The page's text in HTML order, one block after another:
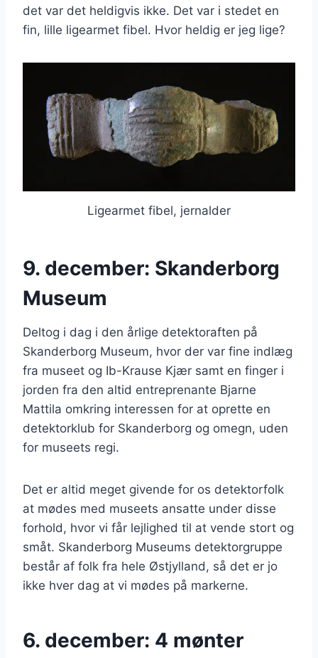
det var det heldigvis ikke. Det var i stedet en
fin, lille ligearmet fibel. Hvor heldig er jeg lige?
Ligearmet fibel, jernalder
9. december: Skanderborg
Museum
Deltog i dag i den årlige detektoraften på
Skanderborg Museum, hvor der var fine indlæg
fra museet og Ib-Krause Kjær samt en finger i
jorden fra den altid entreprenante Bjarne
Mattila omkring interessen for at oprette en
detektorklub for Skanderborg og omegn, uden
for museets regi.
Det er altid meget givende for os detektorfolk
at mødes med museets ansatte under disse
forhold, hvor vi får lejlighed til at vende stort og
småt. Skanderborg Museums detektorgruppe
består af folk fra hele Østjylland, så det er jo
ikke hver dag at vi mødes på markerne.
6. december: 4 mønter